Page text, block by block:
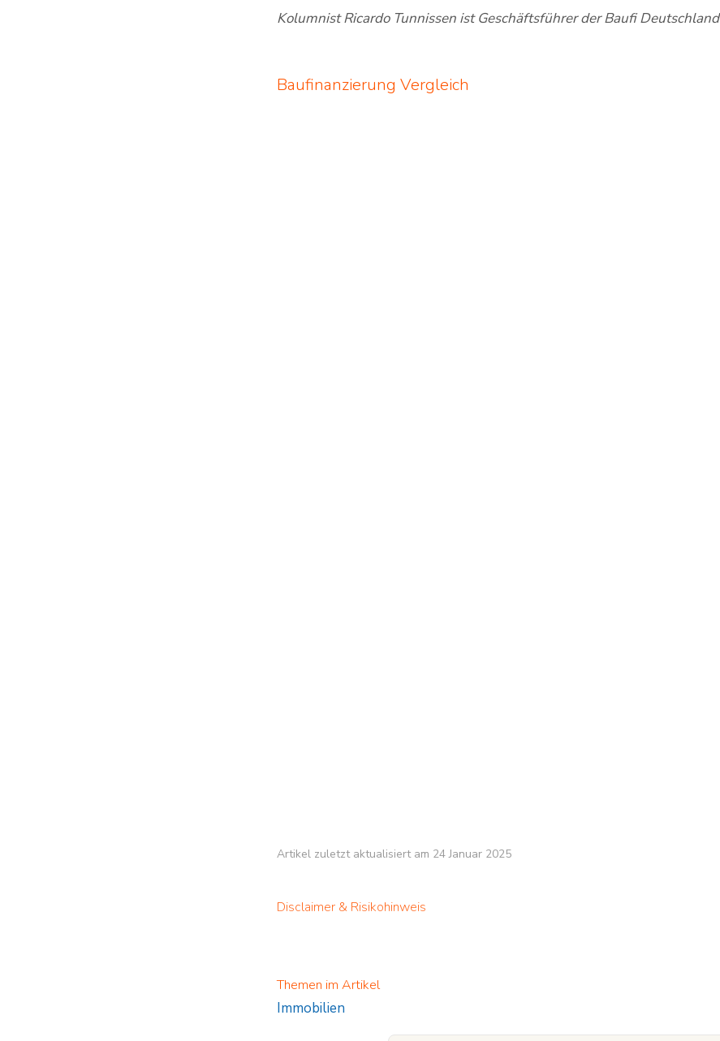
Kolumnist Ricardo Tunnissen ist Geschäftsführer der Baufi
Baufinanzierung Vergleich
Artikel zuletzt aktualisiert am 24 Januar 2025
Disclaimer & Risikohinweis
Themen im Artikel
Immobilien